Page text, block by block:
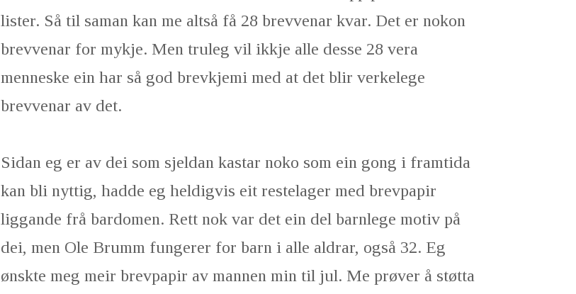
lister. Så til saman kan me altså få 28 brevvenar kvar. Det er nokon
brevvenar for mykje. Men truleg vil ikkje alle desse 28 vera
menneske ein har så god brevkjemi med at det blir verkelege
brevvenar av det.
Sidan eg er av dei som sjeldan kastar noko som ein gong i framtida
kan bli nyttig, hadde eg heldigvis eit restelager med brevpapir
liggande frå bardomen. Rett nok var det ein del barnlege motiv på
dei, men Ole Brumm fungerer for barn i alle aldrar, også 32. Eg
ønskte meg meir brevpapir av mannen min til jul. Me prøver å støtta